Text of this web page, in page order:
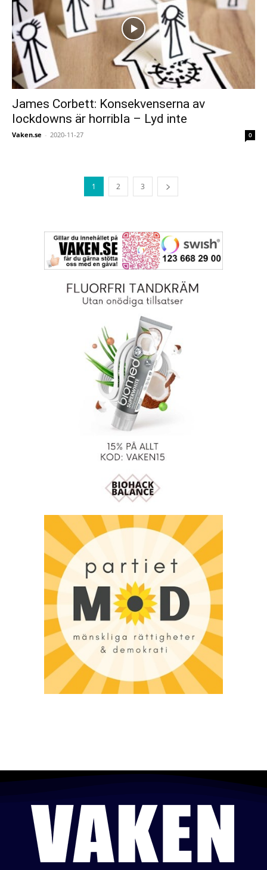
James Corbett: Konsekvenserna av
lockdowns är horribla – Lyd inte
Vaken.se - 2020-11-27 0
1 2 3